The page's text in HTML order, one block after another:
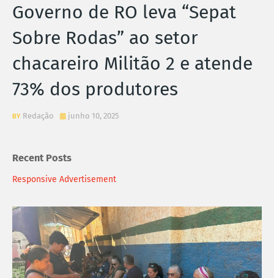
Governo de RO leva “Sepat
Sobre Rodas” ao setor
chacareiro Militão 2 e atende
73% dos produtores
Redação junho 10, 2025
Recent Posts
Responsive Advertisement